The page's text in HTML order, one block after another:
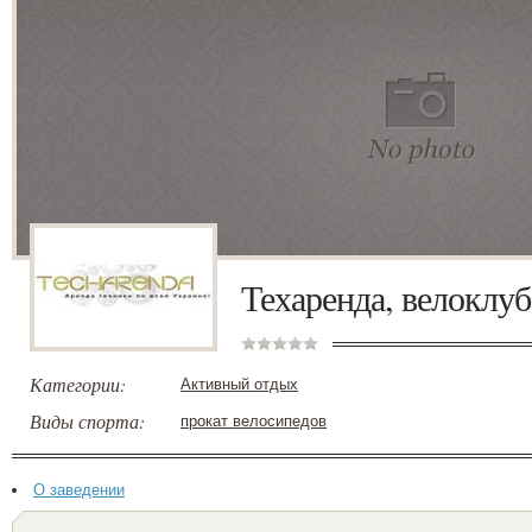
Техаренда, велоклуб
Категории: Активный отдых
Виды спорта: прокат велосипедов
О заведении